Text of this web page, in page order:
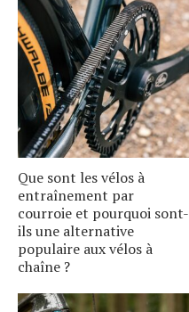
Que sont les vélos à
entraînement par
courroie et pourquoi sont-
ils une alternative
populaire aux vélos à
chaîne ?